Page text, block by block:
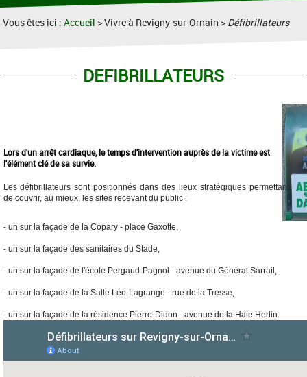
Vous êtes ici :Accueil > Vivre à Revigny-sur-Ornain > Défibrillateurs
DEFIBRILLATEURS
Lors d'un arrêt cardiaque, le temps d'intervention auprès de la victime est
l'élément clé de sa survie.
Les défibrillateurs sont positionnés dans des lieux stratégiques permettant
de couvrir, au mieux, les sites recevant du public :
- un sur la façade de la Copary - place Gaxotte,
- un sur la façade des sanitaires du Stade,
- un sur la façade de l'école Pergaud-Pagnol - avenue du Général Sarrail,
- un sur la façade de la Salle Léo-Lagrange - rue de la Tresse,
- un sur la façade de la résidence Pierre-Didon - avenue de la Haie Herlin.